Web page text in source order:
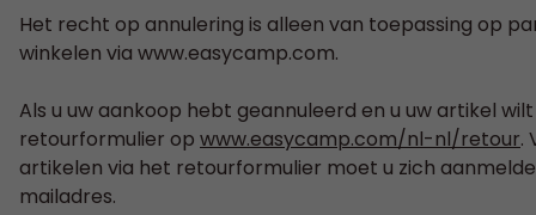
Het recht op annulering is alleen van toepassing op
winkelen via www.easycamp.com.
Als u uw aankoop hebt geannuleerd en u uw artikel
retourformulier opwww.easycamp.com/nl-nl/retour.
artikelen via het retourformulier moet u zich
mailadres.